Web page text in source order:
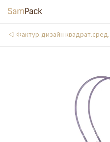
Фактур.дизайн